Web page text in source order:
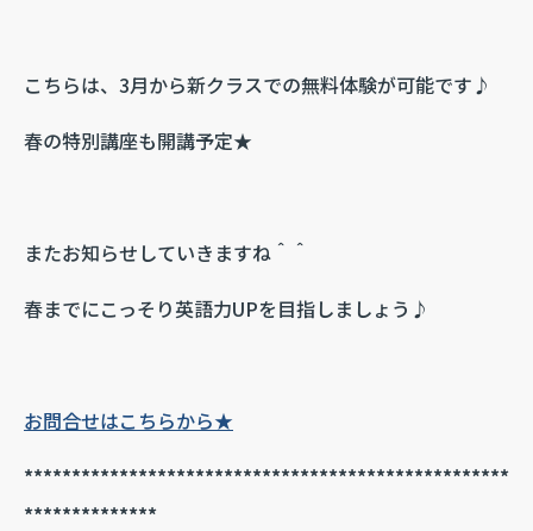
こちらは、3月から新クラスでの無料体験が可能です♪
春の特別講座も開講予定★
またお知らせしていきますね＾＾
春までにこっそり英語力UPを目指しましょう♪
お問合せはこちらから★
***************************************************
**************